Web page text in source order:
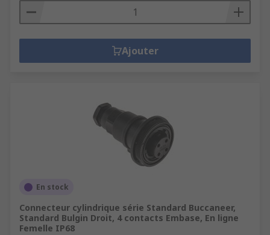
Ajouter
En stock
Connecteur cylindrique série Standard Buccaneer,
Standard Bulgin Droit, 4 contacts Embase, En ligne
Femelle IP68